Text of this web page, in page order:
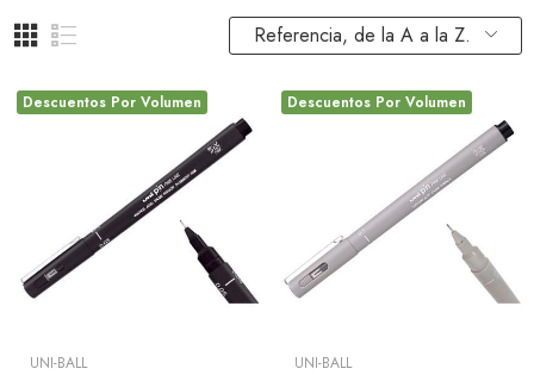
Referencia, de la A a la Z.
Descuentos Por Volumen
UNI-BALL
Descuentos Por Volumen
UNI-BALL